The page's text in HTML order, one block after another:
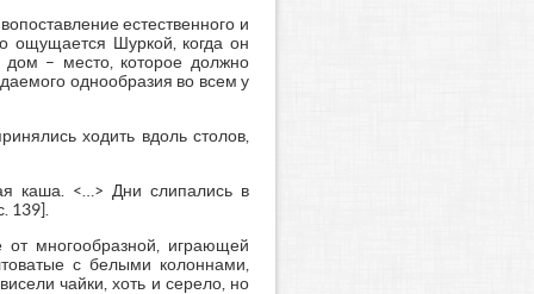
естественного и
ощущается Шуркой, когда он
– место, которое должно
однообразия во всем у
ходить вдоль столов,
каша. <…> Дни слипались в
139].
многообразной, играющей
с белыми колоннами,
чайки, хоть и серело, но